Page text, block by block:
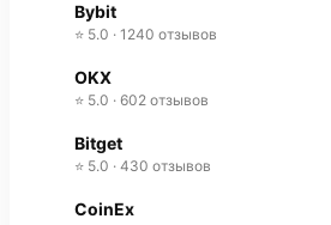
Bybit
⭐ 5.0 · 1240 отзывов
OKX
⭐ 5.0 · 602 отзывов
Bitget
⭐ 5.0 · 430 отзывов
CoinEx